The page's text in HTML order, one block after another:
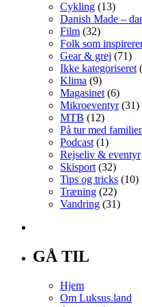
Cykling (13)
Danish Made –
Film (32)
Folk som
Gear & grej (71)
Ikke kategoriseret
Klima (9)
Magasinet (6)
Mikroeventyr(31)
MTB (12)
På tur med
Podcast (1)
Rejseliv & eventyr
Skisport (32)
Tips og tricks (10)
Træning (22)
Vandring (31)
GÅ TIL
Hjem
Om Luksus.land